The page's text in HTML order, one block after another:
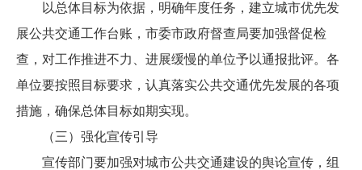
以总体目标为依据，明确年度任务，建立城市优先发
展公共交通工作台账，市委市政府督查局要加强督促检
查，对工作推进不力、进展缓慢的单位予以通报批评。各
单位要按照目标要求，认真落实公共交通优先发展的各项
措施，确保总体目标如期实现。
（三）强化宣传引导
宣传部门要加强对城市公共交通建设的舆论宣传，组